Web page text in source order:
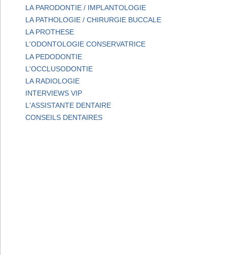
LA PARODONTIE / IMPLANTOLOGIE
LA PATHOLOGIE / CHIRURGIE BUCCALE
LA PROTHESE
L'ODONTOLOGIE CONSERVATRICE
LA PEDODONTIE
L'OCCLUSODONTIE
LA RADIOLOGIE
INTERVIEWS VIP
L'ASSISTANTE DENTAIRE
CONSEILS DENTAIRES